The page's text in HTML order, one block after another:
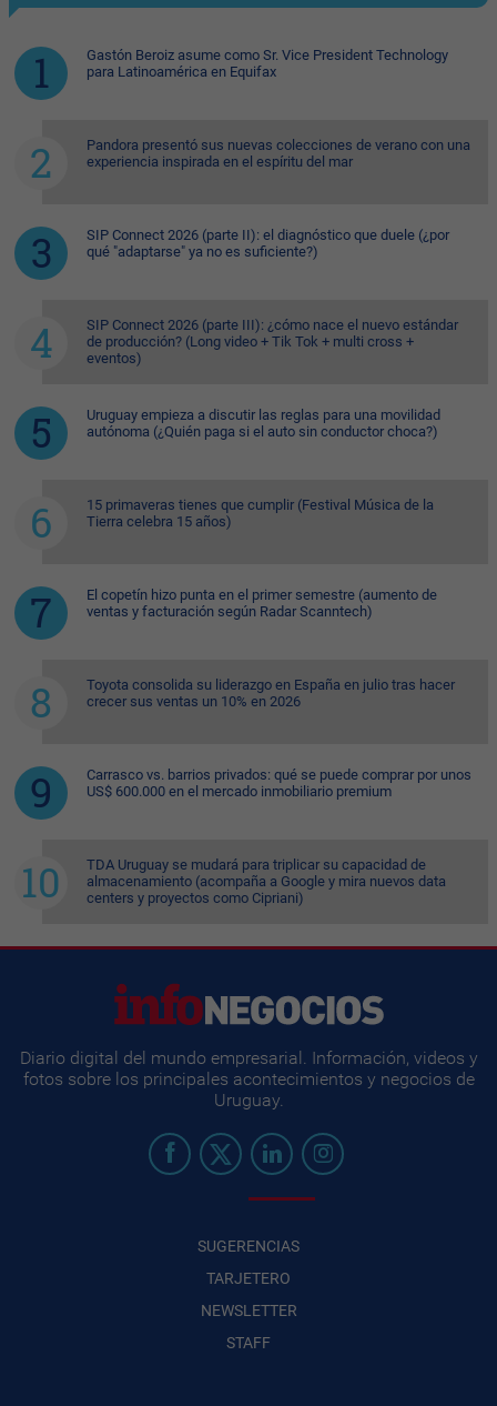
Gastón Beroiz asume como Sr. Vice President Technology
para Latinoamérica en Equifax
Pandora presentó sus nuevas colecciones de verano con una
experiencia inspirada en el espíritu del mar
SIP Connect 2026 (parte II): el diagnóstico que duele (¿por
qué "adaptarse" ya no es suficiente?)
SIP Connect 2026 (parte III): ¿cómo nace el nuevo estándar
de producción? (Long video + Tik Tok + multi cross +
eventos)
Uruguay empieza a discutir las reglas para una movilidad
autónoma (¿Quién paga si el auto sin conductor choca?)
15 primaveras tienes que cumplir (Festival Música de la
Tierra celebra 15 años)
El copetín hizo punta en el primer semestre (aumento de
ventas y facturación según Radar Scanntech)
Toyota consolida su liderazgo en España en julio tras hacer
crecer sus ventas un 10% en 2026
Carrasco vs. barrios privados: qué se puede comprar por unos
US$ 600.000 en el mercado inmobiliario premium
TDA Uruguay se mudará para triplicar su capacidad de
almacenamiento (acompaña a Google y mira nuevos data
centers y proyectos como Cipriani)
Diario digital del mundo empresarial. Información, videos y
fotos sobre los principales acontecimientos y negocios de
Uruguay.
SUGERENCIAS
TARJETERO
NEWSLETTER
STAFF